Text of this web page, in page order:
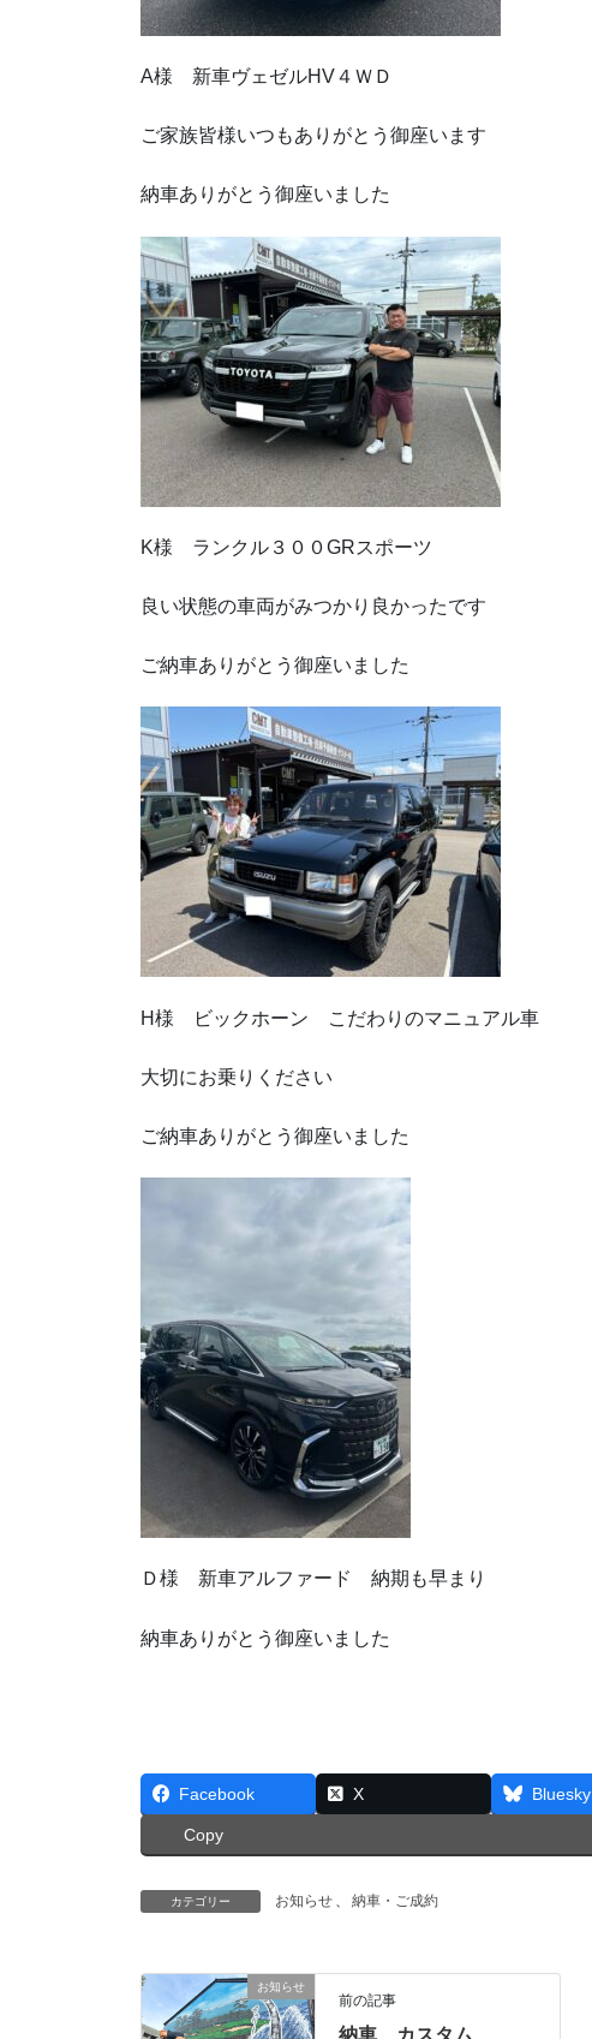
A様 新車ヴェゼルHV４ＷＤ
ご家族皆様いつもありがとう御座います
納車ありがとう御座いました
K様 ランクル３００GRスポーツ
良い状態の車両がみつかり良かったです
ご納車ありがとう御座いました
H様 ビックホーン こだわりのマニュアル車
大切にお乗りください
ご納車ありがとう御座いました
Ｄ様 新車アルファード 納期も早まり
納車ありがとう御座いました
Facebook X Bluesky
Copy
カテゴリー お知らせ 納車・ご成約
お知らせ
前の記事
納車 カスタム